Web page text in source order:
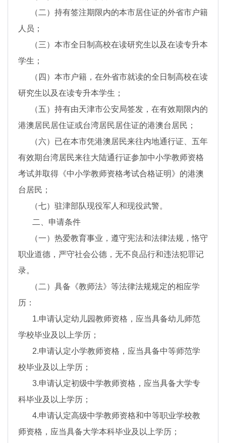
（二）持有签注期限内的本市居住证的外省市户籍
人员；
（三）本市全日制高校在读研究生以及在读专升本
学生；
（四）本市户籍，在外省市就读的全日制高校在读
研究生以及在读专升本学生；
（五）持有由天津市公安局签发，在有效期限内的
港澳居民居住证或台湾居民居住证的港澳台居民；
（六）已在本市凭港澳居民来往内地通行证、五年
有效期台湾居民来往大陆通行证参加中小学教师资格
考试并取得《中小学教师资格考试合格证明》的港澳
台居民；
（七）驻津部队现役军人和现役武警。
二、申请条件
（一）热爱教育事业，遵守宪法和法律法规，恪守
职业道德，严守社会公德，无不良品行和违法犯罪记
录。
（二）具备《教师法》等法律法规规定的相应学
历：
1.申请认定幼儿园教师资格，应当具备幼儿师范
学校毕业及以上学历；
2.申请认定小学教师资格，应当具备中等师范学
校毕业及以上学历；
3.申请认定初级中学教师资格，应当具备大学专
科毕业及以上学历；
4.申请认定高级中学教师资格和中等职业学校教
师资格，应当具备大学本科毕业及以上学历；